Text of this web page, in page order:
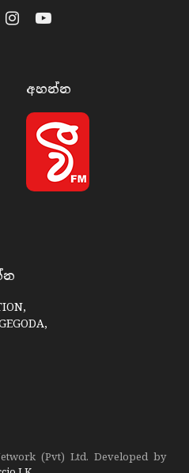
InstagramYouTube
අහන්​න
(Pvt) Ltd. Developed by